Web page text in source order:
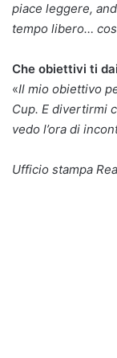
piace leggere,
tempo libero…
Che obiettivi ti
«Il mio obiettivo
Cup. E divertirmi
vedo l’ora di
Ufficio stampa